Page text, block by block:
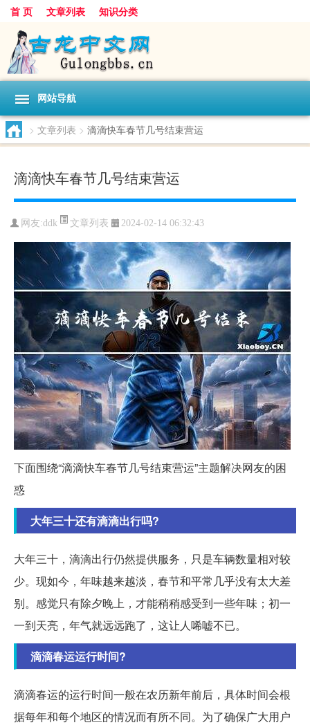
首 页 文章列表 知识分类
网站导航
> 文章列表 > 滴滴快车春节几号结束营运
滴滴快车春节几号结束营运
网友:ddk 文章列表 2024-02-14 06:32:43
下面围绕“滴滴快车春节几号结束营运”主题解决网友的困
惑
大年三十还有滴滴出行吗?
大年三十，滴滴出行仍然提供服务，只是车辆数量相对较
少。现如今，年味越来越淡，春节和平常几乎没有太大差
别。感觉只有除夕晚上，才能稍稍感受到一些年味；初一
一到天亮，年气就远远跑了，这让人唏嘘不已。
滴滴春运运行时间?
滴滴春运的运行时间一般在农历新年前后，具体时间会根
据每年和每个地区的情况而有所不同。为了确保广大用户